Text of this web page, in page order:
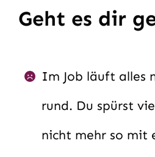
Geht es dir
Im Job läuft alles
rund. Du spürst
nicht mehr so mit